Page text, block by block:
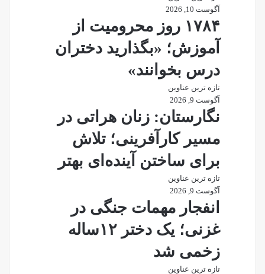
آگوست 10, 2026
۱۷۸۴ روز محرومیت از
آموزش؛ «بگذارید دختران
درس بخوانند»
تازه ترین عناوین
آگوست 9, 2026
نگارستان: زنان هراتی در
مسیر کارآفرینی؛ تلاش
برای ساختن آینده‌ای بهتر
تازه ترین عناوین
آگوست 9, 2026
انفجار مهمات جنگی در
غزنی؛ یک دختر ۱۲ساله
زخمی شد
تازه ترین عناوین